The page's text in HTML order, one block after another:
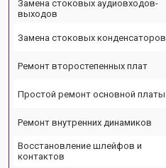
Замена стоковых аудиовходов-
выходов
Замена стоковых конденсаторов
Ремонт второстепенных плат
Простой ремонт основной платы
Ремонт внутренних динамиков
Восстановление шлейфов и
контактов